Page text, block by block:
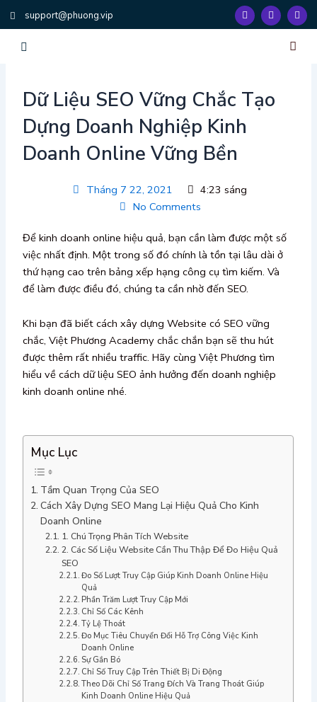
support@phuong.vip F
a
c
T
w
i
Y
o
u
Dữ Liệu SEO Vững Chắc Tạo
Dựng Doanh Nghiệp Kinh
Doanh Online Vững Bền
Tháng 7 22, 2021
4:23 sáng
No Comments
Để kinh doanh online hiệu quả, bạn cần làm được một số
việc nhất định. Một trong số đó chính là tồn tại lâu dài ở
thứ hạng cao trên bảng xếp hạng công cụ tìm kiếm. Và
để làm được điều đó, chúng ta cần nhờ đến SEO.
Khi bạn đã biết cách xây dựng Website có SEO vững
chắc, Việt Phương Academy chắc chắn bạn sẽ thu hút
được thêm rất nhiều traffic. Hãy cùng Việt Phương tìm
hiểu về cách dữ liệu SEO ảnh hưởng đến doanh nghiệp
kinh doanh online nhé.
Mục Lục
Tầm Quan Trọng Của SEO
Cách Xây Dựng SEO Mang Lại Hiệu Quả Cho Kinh
Doanh Online
1. Chú Trọng Phân Tích Website
2. Các Số Liệu Website Cần Thu Thập Để Đo Hiệu Quả
SEO
Đo Số Lượt Truy Cập Giúp Kinh Doanh Online Hiệu
Quả
Phần Trăm Lượt Truy Cập Mới
Chỉ Số Các Kênh
Tỷ Lệ Thoát
Đo Mục Tiêu Chuyển Đổi Hỗ Trợ Công Việc Kinh
Doanh Online
Sự Gắn Bó
Chỉ Số Truy Cập Trên Thiết Bị Di Động
Theo Dõi Chỉ Số Trang Đích Và Trang Thoát Giúp
Kinh Doanh Online Hiệu Quả